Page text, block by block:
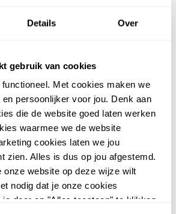
Details Over
gebruik van cookies
Met cookies maken we
persoonlijker voor jou. Denk aan
die de website goed laten werken
waarmee we de website
cookies laten we jou
zien. Alles is dus op jou afgestemd.
onze website op deze wijze wilt
nodig dat je onze cookies
door op "Alles toestaan" te klikken.